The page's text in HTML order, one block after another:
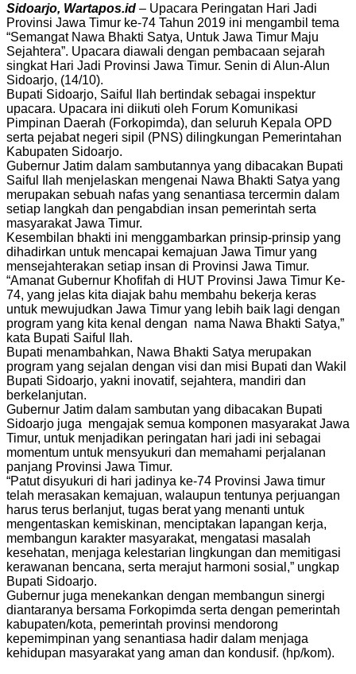
Sidoarjo, Wartapos.id – Upacara Peringatan Hari Jadi
Provinsi Jawa Timur ke-74 Tahun 2019 ini mengambil tema
“Semangat Nawa Bhakti Satya, Untuk Jawa Timur Maju
Sejahtera”. Upacara diawali dengan pembacaan sejarah
singkat Hari Jadi Provinsi Jawa Timur. Senin di Alun-Alun
Sidoarjo, (14/10).
Bupati Sidoarjo, Saiful Ilah bertindak sebagai inspektur
upacara. Upacara ini diikuti oleh Forum Komunikasi
Pimpinan Daerah (Forkopimda), dan seluruh Kepala OPD
serta pejabat negeri sipil (PNS) dilingkungan Pemerintahan
Kabupaten Sidoarjo.
Gubernur Jatim dalam sambutannya yang dibacakan Bupati
Saiful Ilah menjelaskan mengenai Nawa Bhakti Satya yang
merupakan sebuah nafas yang senantiasa tercermin dalam
setiap langkah dan pengabdian insan pemerintah serta
masyarakat Jawa Timur.
Kesembilan bhakti ini menggambarkan prinsip-prinsip yang
dihadirkan untuk mencapai kemajuan Jawa Timur yang
mensejahterakan setiap insan di Provinsi Jawa Timur.
“Amanat Gubernur Khofifah di HUT Provinsi Jawa Timur Ke-
74, yang jelas kita diajak bahu membahu bekerja keras
untuk mewujudkan Jawa Timur yang lebih baik lagi dengan
program yang kita kenal dengan nama Nawa Bhakti Satya,”
kata Bupati Saiful Ilah.
Bupati menambahkan, Nawa Bhakti Satya merupakan
program yang sejalan dengan visi dan misi Bupati dan Wakil
Bupati Sidoarjo, yakni inovatif, sejahtera, mandiri dan
berkelanjutan.
Gubernur Jatim dalam sambutan yang dibacakan Bupati
Sidoarjo juga mengajak semua komponen masyarakat Jawa
Timur, untuk menjadikan peringatan hari jadi ini sebagai
momentum untuk mensyukuri dan memahami perjalanan
panjang Provinsi Jawa Timur.
“Patut disyukuri di hari jadinya ke-74 Provinsi Jawa timur
telah merasakan kemajuan, walaupun tentunya perjuangan
harus terus berlanjut, tugas berat yang menanti untuk
mengentaskan kemiskinan, menciptakan lapangan kerja,
membangun karakter masyarakat, mengatasi masalah
kesehatan, menjaga kelestarian lingkungan dan memitigasi
kerawanan bencana, serta merajut harmoni sosial,” ungkap
Bupati Sidoarjo.
Gubernur juga menekankan dengan membangun sinergi
diantaranya bersama Forkopimda serta dengan pemerintah
kabupaten/kota, pemerintah provinsi mendorong
kepemimpinan yang senantiasa hadir dalam menjaga
kehidupan masyarakat yang aman dan kondusif. (hp/kom).